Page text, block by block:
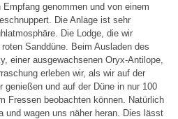
genommen und von einem
Die Anlage ist sehr
Die Lodge, die wir
Sanddüne. Beim Ausladen des
einer ausgewachsenen Oryx-Antilope,
erleben wir, als wir auf der
genießen und auf der Düne in nur 100
Fressen beobachten können. Natürlich
und wagen uns näher heran. Dies lässt